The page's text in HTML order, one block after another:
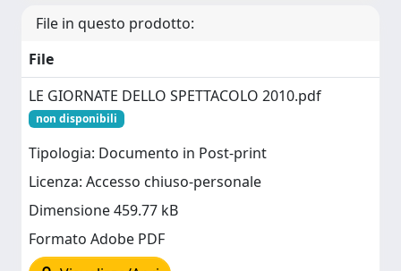
File in questo prodotto:
File
LE GIORNATE DELLO SPETTACOLO 2010.pdf
non disponibili
Tipologia: Documento in Post-print
Licenza: Accesso chiuso-personale
Dimensione 459.77 kB
Formato Adobe PDF